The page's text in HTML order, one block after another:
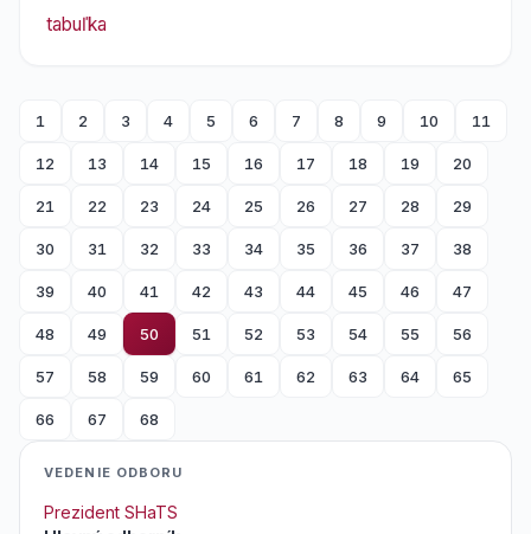
tabuľka
1 2 3 4 5 6 7 8 9 10 11
12 13 14 15 16 17 18 19 20
21 22 23 24 25 26 27 28 29
30 31 32 33 34 35 36 37 38
39 40 41 42 43 44 45 46 47
48 49 50 51 52 53 54 55 56
57 58 59 60 61 62 63 64 65
66 67 68
VEDENIE ODBORU
Prezident SHaTS